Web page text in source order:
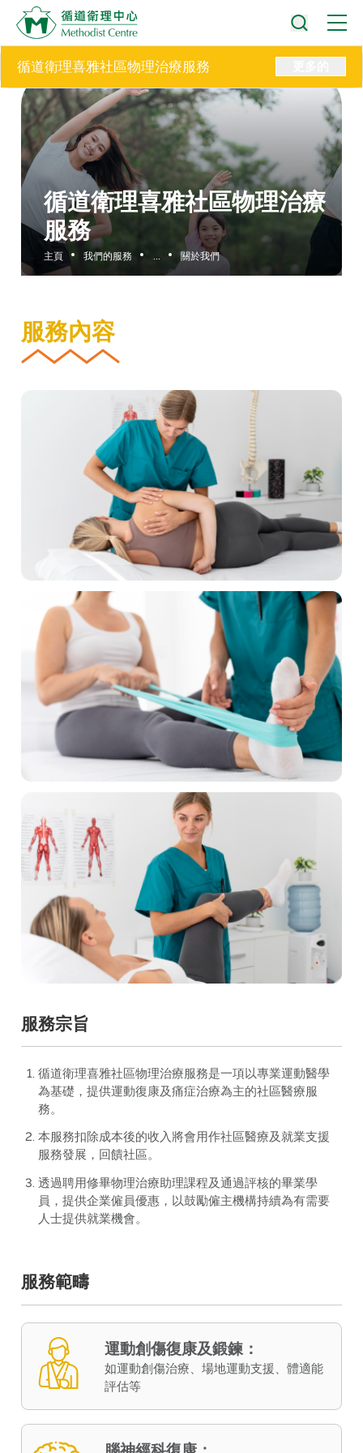
循道衛理喜雅社區物理治療
服務
主頁 我們的服務 關於我們
循道衛理喜雅社區物理治療服務
服務內容
服務宗旨
循道衛理喜雅社區物理治療服務是一項以專業運動醫學
為基礎，提供運動復康及痛症治療為主的社區醫療服
務。
本服務扣除成本後的收入將會用作社區醫療及就業支援
服務發展，回饋社區。
透過聘用修畢物理治療助理課程及通過評核的畢業學
員，提供企業僱員優惠，以鼓勵僱主機構持續為有需要
人士提供就業機會。
服務範疇
運動創傷復康及鍛鍊：
如運動創傷治療、場地運動支援、體適能
評估等